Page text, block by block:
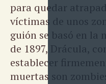
para quedar
víctimas de unos
guión se basó en la
de 1897, Drácula,
establecer
muertas son